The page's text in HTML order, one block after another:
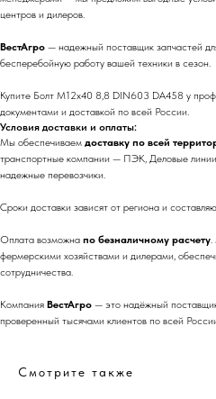
центров и дилеров.
ВестАгро — надежный поставщик запчастей
бесперебойную работу вашей техники в сезон.
Купите Болт М12х40 8,8 DIN603 DA458 у
документами и доставкой по всей России.
Условия доставки и оплаты:
Мы обеспечиваем доставку по всей
транспортные компании — ПЭК, Деловые
надежные перевозчики.
Сроки доставки зависят от региона и
Оплата возможна по безналичному расчету.
фермерскими хозяйствами и дилерами,
сотрудничества.
Компания ВестАгро — это надёжный
проверенный тысячами клиентов по всей
Смотрите также